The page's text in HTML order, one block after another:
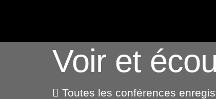
Voir et
Toutes les conférences